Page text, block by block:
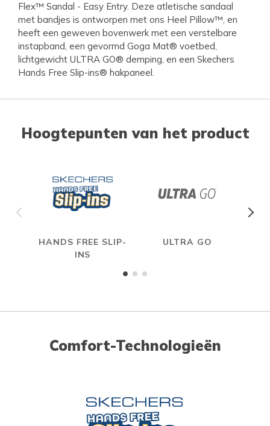
Flex™ Sandal - Easy Entry. Deze atletische sandaal
met bandjes is ontworpen met ons Heel Pillow™, en
heeft een geweven bovenwerk met een verstelbare
instapband, een gevormd Goga Mat® voetbed,
lichtgewicht ULTRA GO® demping, en een Skechers
Hands Free Slip-ins® hakpaneel.
Hoogtepunten van het product
HANDS FREE SLIP-
INS
ULTRA GO
Comfort-Technologieën